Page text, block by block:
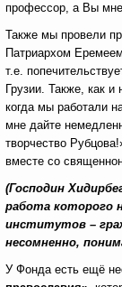
профессор, а Вы мне
Также мы провели
Патриархом
т.е.
Грузии. Также, как
когда мы работали
мне дайте
творчество
вместе со
(Господин
работа которого
институтов –
несомненно,
У Фонда есть ещё